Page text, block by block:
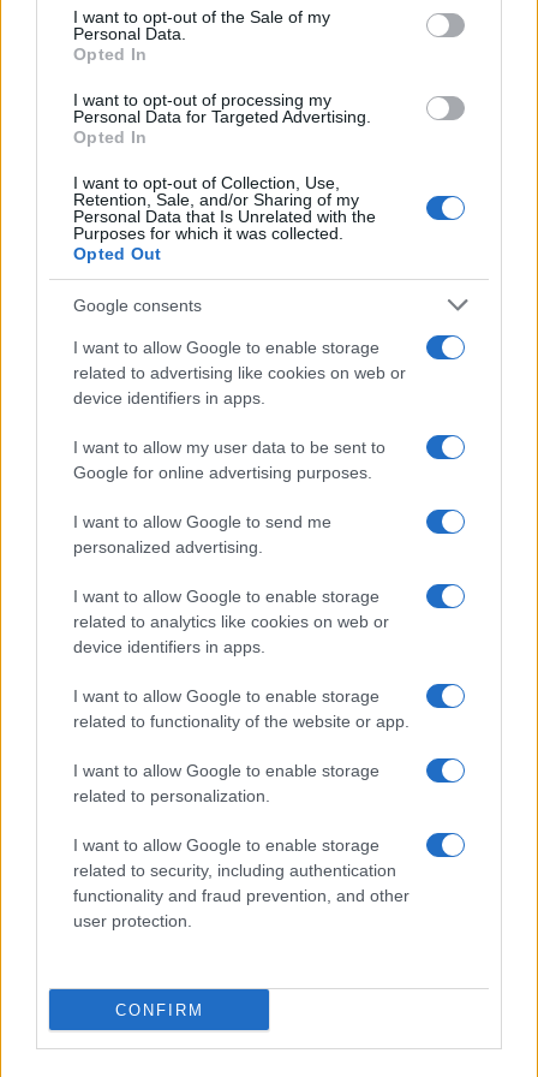
consent section.
I want to opt-out of the Sale of my
Personal Data.
Opted In
I want to opt-out of processing my
Personal Data for Targeted Advertising.
Opted In
I want to opt-out of Collection, Use,
Retention, Sale, and/or Sharing of my
Personal Data that Is Unrelated with the
Purposes for which it was collected.
Opted Out
Google consents
I want to allow Google to enable storage
related to advertising like cookies on web or
device identifiers in apps.
I want to allow my user data to be sent to
Google for online advertising purposes.
I want to allow Google to send me
personalized advertising.
I want to allow Google to enable storage
related to analytics like cookies on web or
device identifiers in apps.
I want to allow Google to enable storage
related to functionality of the website or app.
I want to allow Google to enable storage
related to personalization.
I want to allow Google to enable storage
related to security, including authentication
functionality and fraud prevention, and other
user protection.
CONFIRM
CRONACA
ROMA Gra — Schianto tra 4 auto.
Traffico in tilt
11 Gennaio 2019 - 16:28Stefano Ferrera
ROMA Gra — Un incidente tra quattro auto al km
code sulla carreggiata esterna da Torre Angela a
Tiburtina ROMA Gra — Disagi…
Leggi l’articolo →
ROMA E DINTORNI